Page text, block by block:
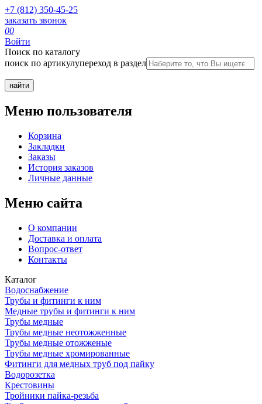
+7 (812) 350-45-25
заказать звонок
00
Войти
Поиск по каталогу
поиск по артикулупереход в раздел
Меню пользователя
Корзина
Закладки
Заказы
История заказов
Личные данные
Меню сайта
О компании
Доставка и оплата
Вопрос-ответ
Контакты
Каталог
Водоснабжение
Трубы и фитинги к ним
Медные трубы и фитинги к ним
Трубы медные
Трубы медные неотожженные
Трубы медные отожженые
Трубы медные хромированные
Фитинги для медных труб под пайку
Водорозетка
Крестовины
Тройники пайка-резьба